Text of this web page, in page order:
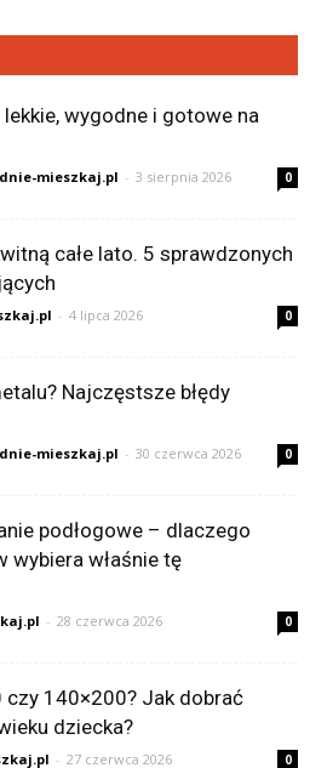
wygodne i gotowe na
mieszkaj.pl - 3 sierpnia 2026 0
całe lato. 5 sprawdzonych
- 4 lipca 2026 0
Najczęstsze błędy
mieszkaj.pl - 30 czerwca 2026 0
podłogowe – dlaczego
właśnie tę
- 28 czerwca 2026 0
140×200? Jak dobrać
dziecka?
- 27 czerwca 2026 0